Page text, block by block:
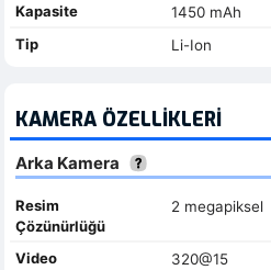
Kapasite
1450 mAh
Tip
Li-Ion
KAMERA ÖZELLIKLERI
Arka Kamera
Resim
Çözünürlüğü
2 megapiksel
Video
320@15